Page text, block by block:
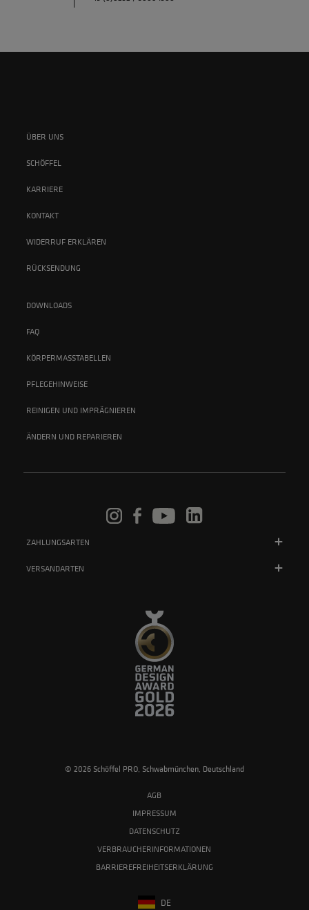
ÜBER UNS
SCHÖFFEL
KARRIERE
KONTAKT
WIDERRUF ERKLÄREN
RÜCKSENDUNG
DOWNLOADS
FAQ
KÖRPERMASSTABELLEN
PFLEGEHINWEISE
REINIGEN UND IMPRÄGNIEREN
ÄNDERN UND REPARIEREN
ZAHLUNGSARTEN
VERSANDARTEN
© 2026 Schöffel PRO, Schwabmünchen, Deutschland
AGB
IMPRESSUM
DATENSCHUTZ
VERBRAUCHERINFORMATIONEN
BARRIEREFREIHEITSERKLÄRUNG
DE